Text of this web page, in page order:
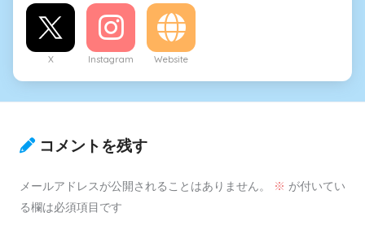
X Instagram Website
コメントを残す
メールアドレスが公開されることはありません。 ※ が付いてい
る欄は必須項目です